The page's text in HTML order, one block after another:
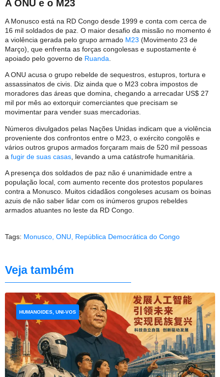
A ONU e o M23
A Monusco está na RD Congo desde 1999 e conta com cerca de
16 mil soldados de paz. O maior desafio da missão no momento é
a violência gerada pelo grupo armado M23 (Movimento 23 de
Março), que enfrenta as forças congolesas e supostamente é
apoiado pelo governo de Ruanda
A ONU acusa o grupo rebelde de sequestros, estupros, tortura e
assassinatos de civis. Diz ainda que o M23 cobra impostos de
moradores das áreas que domina, chegando a arrecadar US$ 27
mil por mês ao extorquir comerciantes que precisam se
movimentar para vender suas mercadorias.
Números divulgados pelas Nações Unidas indicam que a violência
proveniente dos confrontos entre o M23, o exército congolês e
vários outros grupos armados forçaram mais de 520 mil pessoas
a fugir de suas casas , levando a uma catástrofe humanitária.
A presença dos soldados de paz não é unanimidade entre a
população local, com aumento recente dos protestos populares
contra a Monusco. Muitos cidadãos congoleses acusam os boinas
azuis de não saber lidar com os inúmeros grupos rebeldes
armados atuantes no leste da RD Congo.
Tags: Monusco ONU República Democrática do Congo
Veja também
HUMANOIDES, UNI-VOS